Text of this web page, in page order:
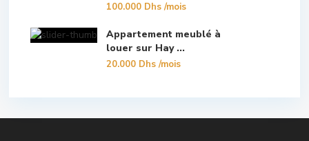
100.000 Dhs/mois
Appartement meublé à
louer sur Hay ...
20.000 Dhs/mois